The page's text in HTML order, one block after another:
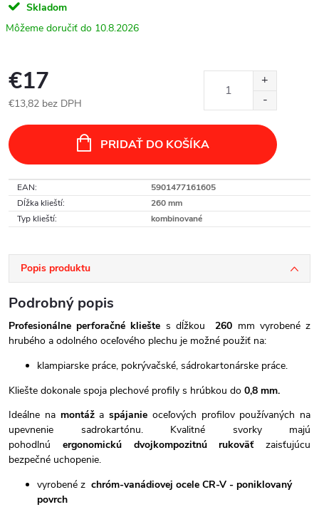
Skladom
10.8.2026
€17
€13,82 bez DPH
cena:
PRIDAŤ DO KOŠÍKA
EAN:
5901477161605
Dĺžka klieští:
260 mm
Typ klieští: kombinované
Popis produktu
Podrobný popis
Profesionálne perforačné kliešte s dĺžkou 260 mm vyrobené z
hrubého a odolného oceľového plechu je možné použiť na:
klampiarske práce, pokrývačské, sádrokartonárske práce.
Kliešte dokonale spoja plechové profily s hrúbkou do 0,8 mm.
Ideálne na montáža spájanie oceľových profilov používaných na
upevnenie sadrokartónu. Kvalitné svorky majú
pohodlnú ergonomickú dvojkompozitnú rukoväť zaisťujúcu
bezpečné uchopenie.
vyrobené z chróm-vanádiovej ocele CR-V - poniklovaný
povrch